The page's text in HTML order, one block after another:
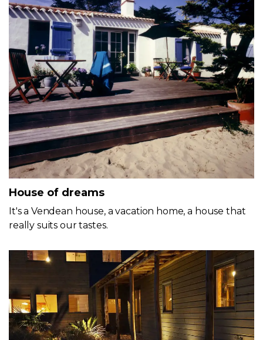
House of dreams
It's a Vendean house, a vacation home, a house that
really suits our tastes.